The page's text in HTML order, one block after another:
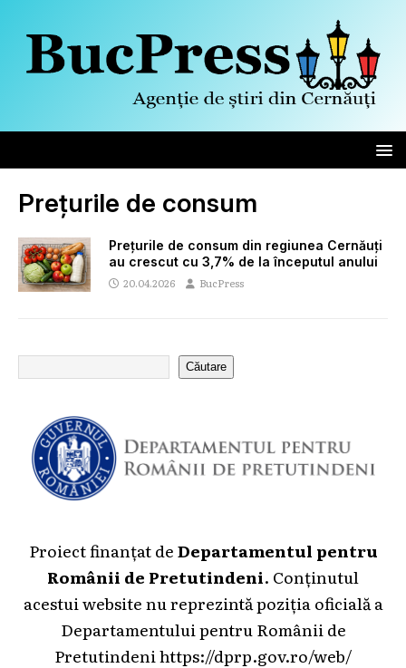
Prețurile de consum
Prețurile de consum din regiunea Cernăuți
au crescut cu 3,7% de la începutul anului
20.04.2026 BucPress
Căutare
Proiect finanțat deDepartamentul pentru
Românii de Pretutindeni. Conținutul
acestui website nu reprezintă poziția oficială a
Departamentului pentru Românii de
Pretutindeni https://dprp.gov.ro/web/